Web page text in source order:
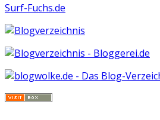
Surf-Fuchs.de